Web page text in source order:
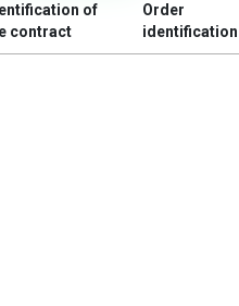
of
contract
Order
identification